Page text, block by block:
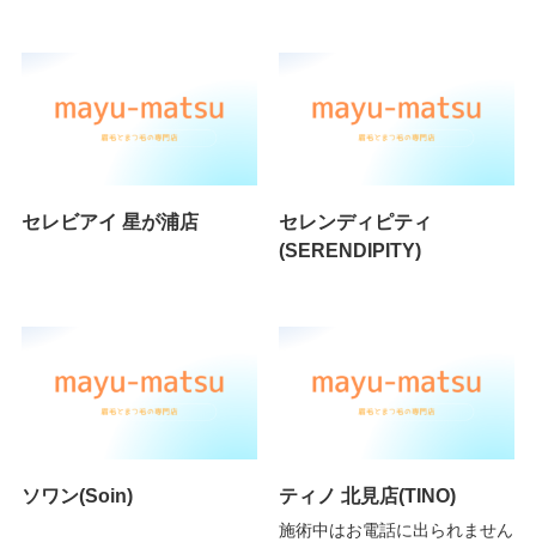
セレビアイ 星が浦店
セレンディピティ
(SERENDIPITY)
ソワン(Soin) ティノ 北見店(TINO)
施術中はお電話に出られません